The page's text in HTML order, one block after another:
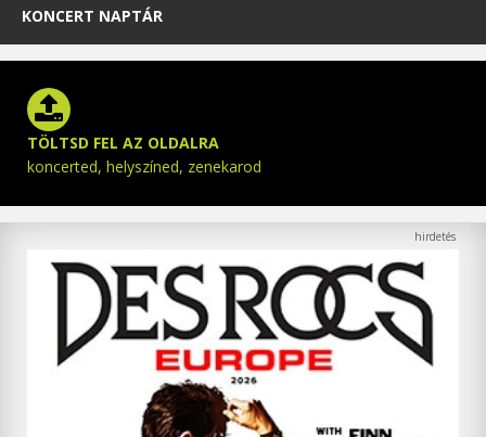
KONCERT NAPTÁR
TÖLTSD FEL AZ OLDALRA
koncerted, helyszíned, zenekarod